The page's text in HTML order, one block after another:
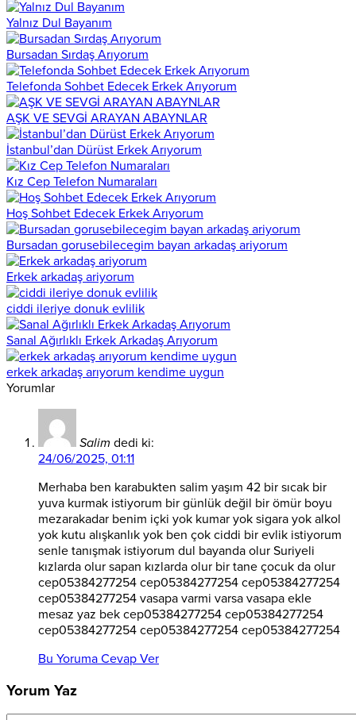
Yalnız Dul Bayanım
Bursadan Sırdaş Arıyorum
Telefonda Sohbet Edecek Erkek Arıyorum
AŞK VE SEVGİ ARAYAN ABAYNLAR
İstanbul’dan Dürüst Erkek Arıyorum
Kız Cep Telefon Numaraları
Hoş Sohbet Edecek Erkek Arıyorum
Bursadan gorusebilecegim bayan arkadaş ariyorum
Erkek arkadaş ariyorum
ciddi ileriye donuk evlilik
Sanal Ağırlıklı Erkek Arkadaş Arıyorum
erkek arkadaş arıyorum kendime uygun
Yorumlar
Salim dedi ki:
24/06/2025, 01:11
Merhaba ben karabukten salim yaşım 42 bir sıcak bir
yuva kurmak istiyorum bir günlük değil bir ömür boyu
mezarakadar benim içki yok kumar yok sigara yok alkol
yok kutu alışkanlık yok ben çok ciddi bir evlik istiyorum
senle tanışmak istiyorum dul bayanda olur Suriyeli
kızlarda olur sapan kızlarda olur bir tane çocuk da olur
cep05384277254 cep05384277254 cep05384277254
cep05384277254 vasapa varmi varsa vasapa ekle
mesaz yaz bek cep05384277254 cep05384277254
cep05384277254 cep05384277254 cep05384277254
Bu Yoruma Cevap Ver
Yorum Yaz